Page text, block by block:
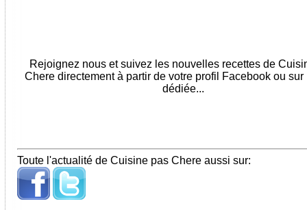
Rejoignez nous et suivez les nouvelles recettes de
Chere directement à partir de votre profil Facebook ou sur
dédiée...
Toute l'actualité de Cuisine pas Chere aussi sur: